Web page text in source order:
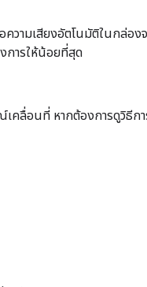
ความเสียงอัตโนมัติในกล่อง
การให้น้อยที่สุด
คลื่อนที่ หากต้องการดูวิธีกา